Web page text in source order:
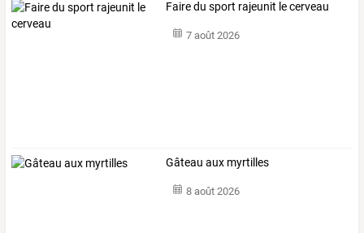
Faire du sport rajeunit le cerveau
7 août 2026
Gâteau aux myrtilles
8 août 2026